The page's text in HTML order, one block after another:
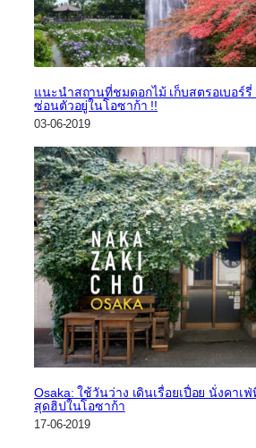
แนะนำสถานที่ชมดอกไม้ เก็บสตรอเบอร์รี่
ซ่อนตัวอยู่ในโอซาก้า !!
03-06-2019
Osaka: ใช้วันว่าง เดินเรื่อยเปื่อย นั่งคาเ
สุดฮิปในโอซาก้า
17-06-2019